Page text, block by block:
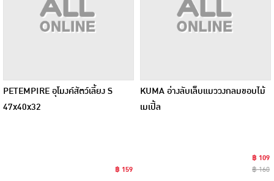
PETEMPIRE อุโมงค์สัตว์เลี้ยง S
47x40x32
฿ 159
KUMA อ่างลับเล็บแมววงกลมขอบไม้
เมเปิ้ล
฿ 109
฿ 160